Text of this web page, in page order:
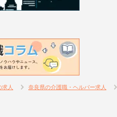
求人 奈良県の介護職・ヘルパー求人